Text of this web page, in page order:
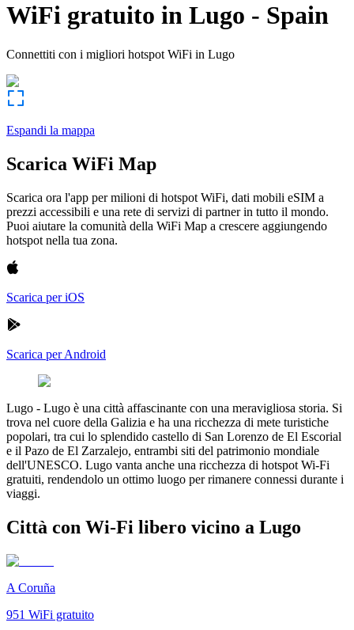
WiFi gratuito in Lugo - Spain
Connettiti con i migliori hotspot WiFi in Lugo
Espandi la mappa
Scarica WiFi Map
Scarica ora l'app per milioni di hotspot WiFi, dati mobili eSIM a
prezzi accessibili e una rete di servizi di partner in tutto il mondo.
Puoi aiutare la comunità della WiFi Map a crescere aggiungendo
hotspot nella tua zona.
Scarica per iOS
Scarica per Android
Lugo - Lugo è una città affascinante con una meravigliosa storia. Si
trova nel cuore della Galizia e ha una ricchezza di mete turistiche
popolari, tra cui lo splendido castello di San Lorenzo de El Escorial
e il Pazo de El Zarzalejo, entrambi siti del patrimonio mondiale
dell'UNESCO. Lugo vanta anche una ricchezza di hotspot Wi-Fi
gratuiti, rendendolo un ottimo luogo per rimanere connessi durante i
viaggi.
Città con Wi-Fi libero vicino a Lugo
A Coruña
951 WiFi gratuito